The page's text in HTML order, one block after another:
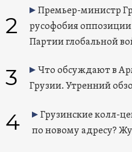
2
Премьер-министр
русофобия
Партии глобальной
3
Что обсуждают в
Грузии. Утренний
4
Грузинские колл-
по новому адресу?